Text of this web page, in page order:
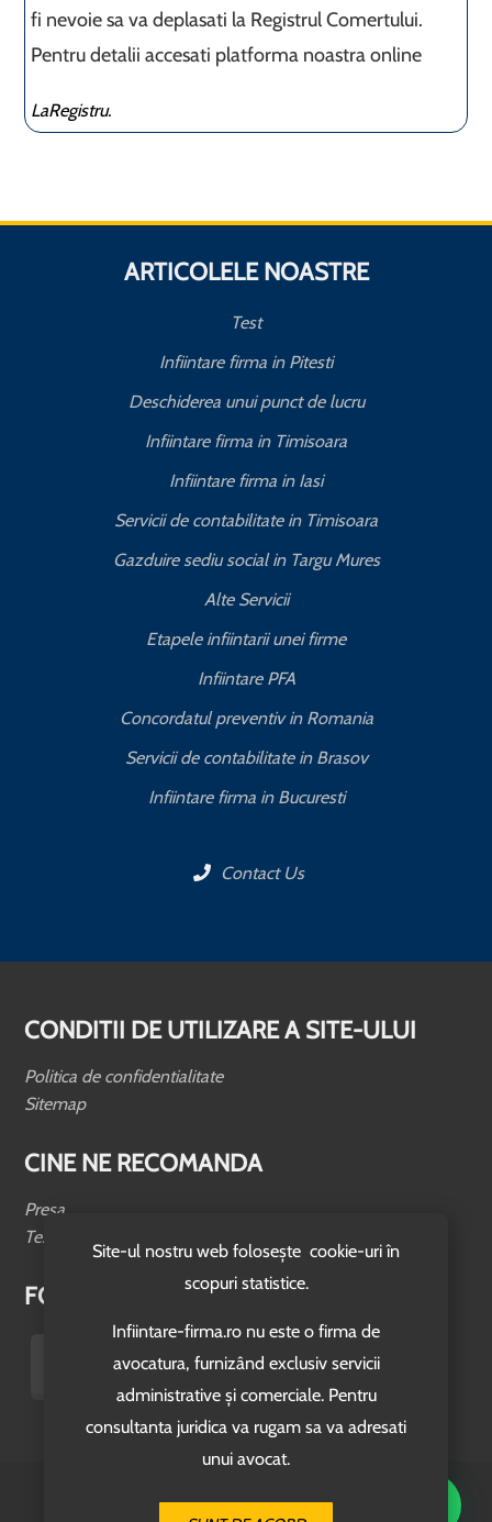
Site-ul nostru web folosește cookie-uri în
scopuri statistice.
Infiintare-firma.ro nu este o firma de
avocatura, furnizând exclusiv servicii
administrative și comerciale. Pentru
consultanta juridica va rugam sa va adresati
unui avocat.
fi nevoie sa va deplasati la Registrul Comertului.
Pentru detalii accesati platforma noastra online
LaRegistru.
ARTICOLELE NOASTRE
Test
Infiintare firma in Pitesti
Deschiderea unui punct de lucru
Infiintare firma in Timisoara
Infiintare firma in Iasi
Servicii de contabilitate in Timisoara
Gazduire sediu social in Targu Mures
Alte Servicii
Etapele infiintarii unei firme
Infiintare PFA
Concordatul preventiv in Romania
Servicii de contabilitate in Brasov
Infiintare firma in Bucuresti
Contact Us
CONDITII DE UTILIZARE A SITE-ULUI
Politica de confidentialitate
Sitemap
CINE NE RECOMANDA
Presa
Testimoniale
FOLLOW US
© 2026. www.infiintare-firma.ro